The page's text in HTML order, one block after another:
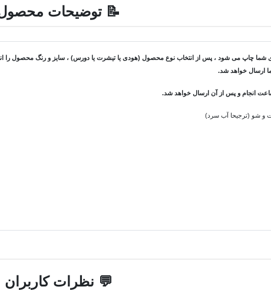
📝 توضیحات
چاپ می شود ، پس از انتخاب نوع محصول (هودی یا تیشرت یا دورس) ، سایز و رنگ محصول را
ارسال خواهد شد.
و شو (ترجیحا آب سرد)
💬 نظرات کاربران